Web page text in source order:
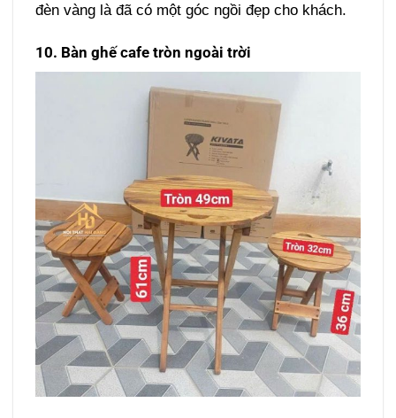
đèn vàng là đã có một góc ngồi đẹp cho khách.
10. Bàn ghế cafe tròn ngoài trời